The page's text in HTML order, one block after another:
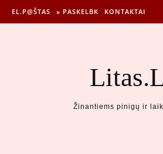
EL.P@ŠTAS » PASKELBK KONTAKTAI
Žinantiems pinigų ir